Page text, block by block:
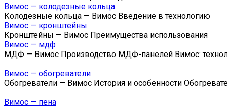
Вимос — колодезные кольца
Колодезные кольца — Вимос Введение в технологию
Вимос — кронштейны
Кронштейны — Вимос Преимущества использования
Вимос — мдф
МДФ — Вимос Производство МДФ-панелей Вимос:
Вимос — обогреватели
Обогреватели — Вимос История и особенности
Вимос — пена